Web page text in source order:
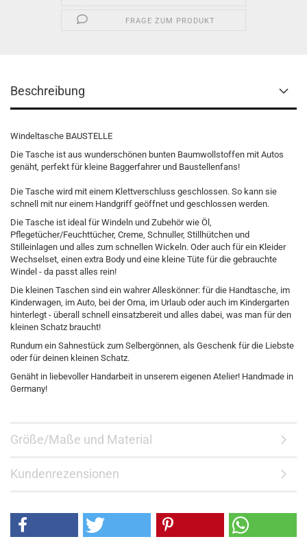
FRAGE ZUM PRODUKT
Beschreibung
Windeltasche BAUSTELLE
Die Tasche ist aus wunderschönen bunten Baumwollstoffen mit Autos
genäht, perfekt für kleine Baggerfahrer und Baustellenfans!
Die Tasche wird mit einem Klettverschluss geschlossen. So kann sie
schnell mit nur einem Handgriff geöffnet und geschlossen werden.
Die Tasche ist ideal für Windeln und Zubehör wie Öl,
Pflegetücher/Feuchttücher, Creme, Schnuller, Stillhütchen und
Stilleinlagen und alles zum schnellen Wickeln. Oder auch für ein Kleider
Wechselset, einen extra Body und eine kleine Tüte für die gebrauchte
Windel - da passt alles rein!
Die kleinen Taschen sind ein wahrer Alleskönner: für die Handtasche, im
Kinderwagen, im Auto, bei der Oma, im Urlaub oder auch im Kindergarten
hinterlegt - überall schnell einsatzbereit und alles dabei, was man für den
kleinen Schatz braucht!
Rundum ein Sahnestück zum Selbergönnen, als Geschenk für die Liebste
oder für deinen kleinen Schatz.
Genäht in liebevoller Handarbeit in unserem eigenen Atelier! Handmade in
Germany!
Größe/Maße und Material
Kundenrezensionen